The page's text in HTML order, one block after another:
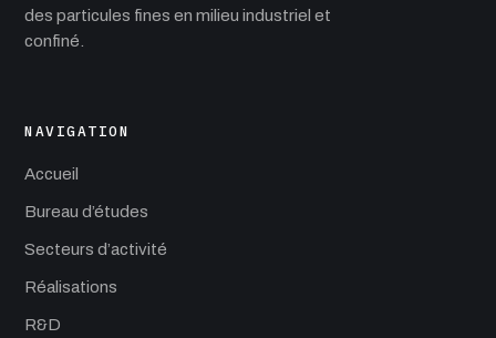
des particules fines en milieu industriel et
confiné.
NAVIGATION
Accueil
Bureau d’études
Secteurs d’activité
Réalisations
R&D